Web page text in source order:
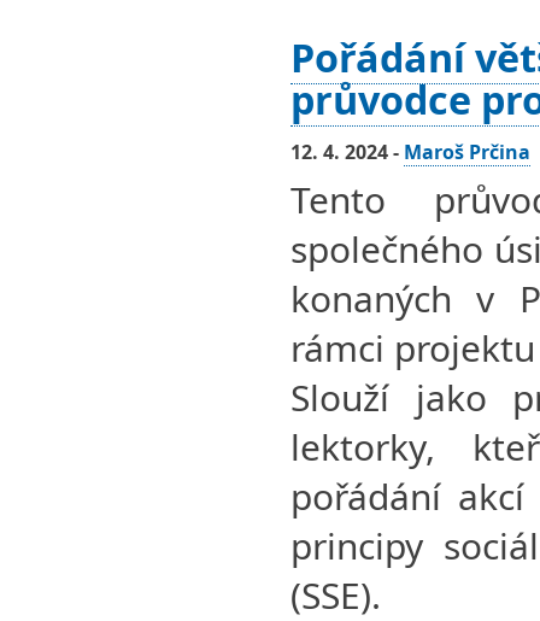
Pořádání
průvodce
12. 4. 2024 - Maroš Prčina
Tento
společného
konaných v
rámci projektu
Slouží jako
lektorky,
pořádání
principy
(SSE).